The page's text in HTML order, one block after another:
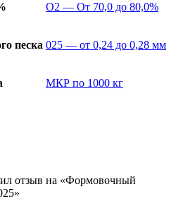
О2 — От 70,0 до 80,0%
песка 025 — от 0,24 до 0,28 мм
МКР по 1000 кг
отзыв на «Формовочный